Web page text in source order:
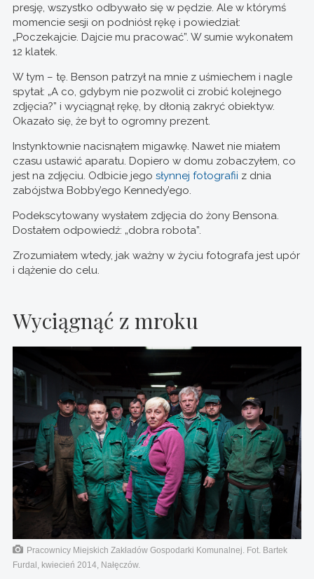
presję, wszystko odbywało się w pędzie. Ale w którymś
momencie sesji on podniósł rękę i powiedział:
„Poczekajcie. Dajcie mu pracować”. W sumie wykonałem
12 klatek.
W tym – tę. Benson patrzył na mnie z uśmiechem i nagle
spytał: „A co, gdybym nie pozwolił ci zrobić kolejnego
zdjęcia?” i wyciągnął rękę, by dłonią zakryć obiektyw.
Okazało się, że był to ogromny prezent.
Instynktownie nacisnąłem migawkę. Nawet nie miałem
czasu ustawić aparatu. Dopiero w domu zobaczyłem, co
jest na zdjęciu. Odbicie jego słynnej fotografii z dnia
zabójstwa Bobby’ego Kennedy’ego.
Podekscytowany wysłałem zdjęcia do żony Bensona.
Dostałem odpowiedź: „dobra robota”.
Zrozumiałem wtedy, jak ważny w życiu fotografa jest upór
i dążenie do celu.
Wyciągnąć z mroku
Pracownicy Miejskich Zakładów Gospodarki Komunalnej. Fot. Bartek
Furdal, kwiecień 2014, Nałęczów.